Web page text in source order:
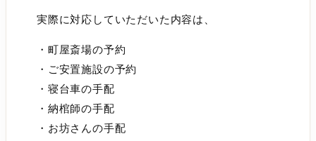
実際に対応していただいた内容は、
・町屋斎場の予約
・ご安置施設の予約
・寝台車の手配
・納棺師の手配
・お坊さんの手配